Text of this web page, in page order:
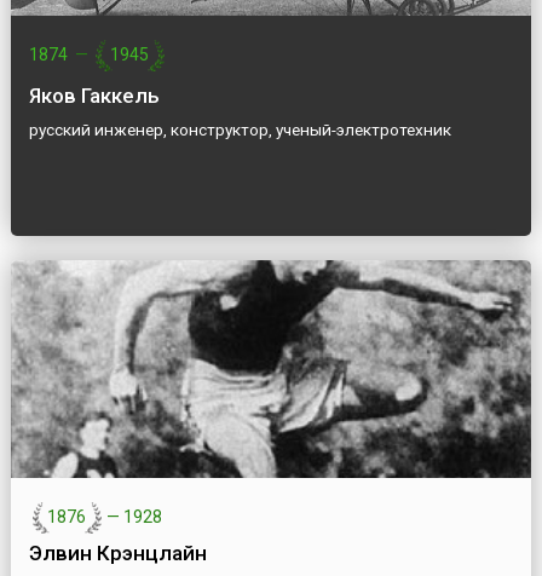
1874 — 1945
Яков Гаккель
русский инженер, конструктор, ученый-электротехник
1876 — 1928
Элвин Крэнцлайн